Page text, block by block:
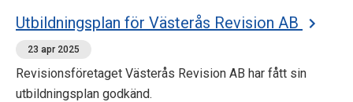
Utbildningsplan för Västerås Revision AB
23 apr 2025
Revisionsföretaget Västerås Revision AB har fått sin
utbildningsplan godkänd.